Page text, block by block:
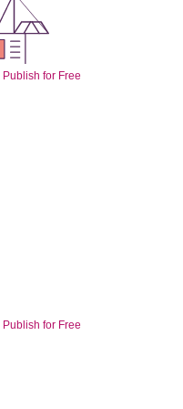
Publish for Free
Publish for Free